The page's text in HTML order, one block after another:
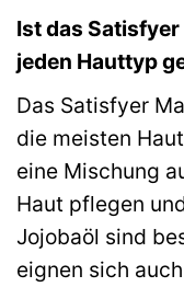
Ist das
jeden Hauttyp
Das Satisfyer
die meisten
eine Mischung
Haut pflegen
Jojobaöl sind
eignen sich